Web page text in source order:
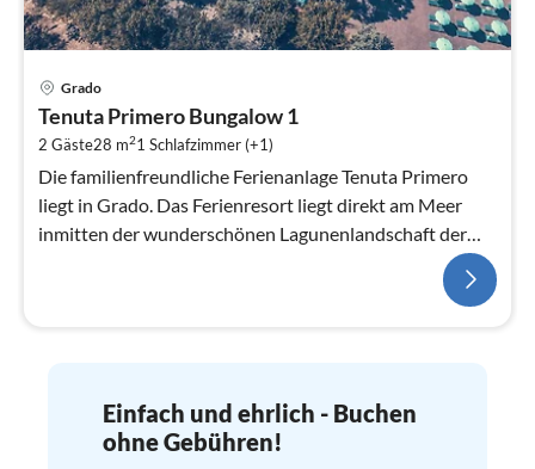
Grado
Tenuta Primero Bungalow 1
2 Gäste28 m21 Schlafzimmer (+1)
Die familienfreundliche Ferienanlage Tenuta Primero
liegt in Grado. Das Ferienresort liegt direkt am Meer
inmitten der wunderschönen Lagunenlandschaft der
Einfach und ehrlich - Buchen
ohne Gebühren!